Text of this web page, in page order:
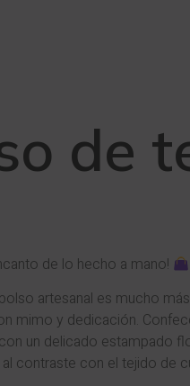
de
de lo hecho a mano!
artesanal es mucho
mimo y dedicación.
un delicado estampado
contraste con el tejido de